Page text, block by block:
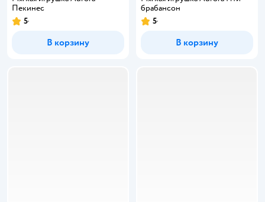
Пекинес
5
В корзину
брабансон
5
В корзину